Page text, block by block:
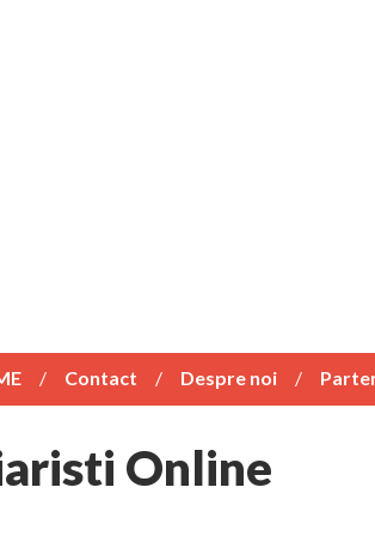
Contact Despre noi
Online